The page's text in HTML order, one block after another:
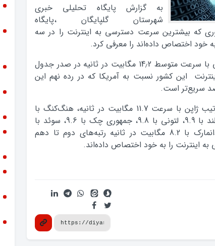
به گزارش پایگاه تحلیلی خبری
شهرستان گلپایگان ،پایگاه
که بیشترین سرعت دسترسی به اینترنت را در سه
بر این اساس کره جنوبی با سرعت متوسط 14٫2 مگابیت در ثانیه در صدر جدول
این کشور نسبت به آمریکا که در رده نهم این
بعد از کره جنوبی، به ترتیب ژاپن با سرعت 11.7 مگابیت در ثانیه، هنگ‌کنگ با
10.9، سوئیس با 10.1، هلند با 9.9، لتونی با 9.8، جمهوری چک با 9.6، سوئد با
8.9، آمریکا با 8.6 و دانمارک با 8.2 مگابیت در ثانیه رتبه‌های دوم تا دهم
اینترنت را به خود اختصاص داده‌اند.